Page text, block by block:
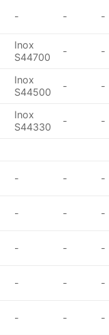
- - -
Inox
S44700
- -
Inox
S44500
- -
Inox
S44330
- -
- - -
- - -
- - -
- - -
- - -